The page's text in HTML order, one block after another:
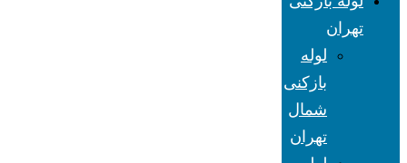
تهران
لوله
بازکنی
شمال
تهران